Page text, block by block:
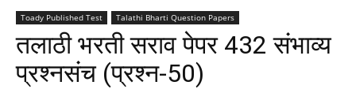
Toady Published Test Talathi Bharti Question Papers
तलाठी भरती सराव पेपर 432 संभाव्य
प्रश्नसंच (प्रश्न-50)